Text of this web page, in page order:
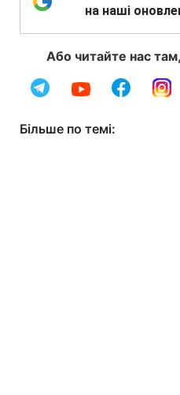
на наші
Або читайте нас
Більше по темі: